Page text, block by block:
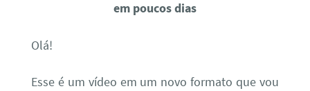
em poucos dias
Olá!
Esse é um vídeo em um novo formato que vou